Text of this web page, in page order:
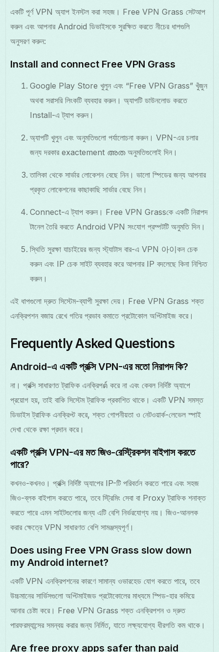
একটি পূর্ণ VPN অ্যাপ ইনস্টল করা সহজ। Free VPN Grass সেটআপ
করুন এবং আপনার Android ডিভাইসকে সুরক্ষিত করতে নীচের ধাপগুলি
অনুসরণ করুন:
Install and connect Free VPN Grass
Google Play Store খুলুন এবং “Free VPN Grass” খুঁজুন
অথবা সরাসরি লিংকটি ব্যবহার করুন। অ্যাপটি ডাউনলোড করতে
Install-এ ট্যাপ করুন।
অ্যাপটি খুলুন এবং অনুমতিগুলো পর্যালোচনা করুন। VPN-এর চলার
জন্য দরকার exactement അത অনুমতিগুলোই দিন।
তালিকা থেকে সার্ভার লোকেশন বেছে নিন। ভালো স্পিডের জন্য আপনার
প্রকৃত লোকেশনের কাছাকাছি সার্ভার বেছে নিন।
Connect-এ ট্যাপ করুন। Free VPN Grassকে একটি নিরাপদ
টানেল তৈরি করতে Android VPN সংযোগ প্রম্পটটি অনুমতি দিন।
স্থিতি সুরক্ষা যাচাইয়ের জন্য স্ট্যাটাস বার-এ VPN 아이কন চেক
করুন এবং IP চেক সাইট ব্যবহার করে আপনার IP বদলেছে কিনা নিশ্চিত
করুন।
এই ধাপগুলো দ্রুত সিস্টেম-ব্যাপী সুরক্ষা দেয়। Free VPN Grass শক্ত
এনক্রিপশন বজায় রেখে গতির প্রভাব কমাতে প্রটোকোল অপ্টিমাইজ করে।
Frequently Asked Questions
Android-এ একটি প্রক্সি VPN-এর মতো নিরাপদ কি?
না। প্রক্সি সাধারণত ট্রাফিক এনক্রিপต์ করে না এবং কেবল নির্দিষ্ট অ্যাপে
প্রয়োগ হয়, তাই বাকি সিস্টেম ট্রাফিক প্রকাশিত থাকে। একটি VPN সমস্ত
ডিভাইস ট্রাফিক এনক্রিপ্ট করে, শক্ত গোপনীয়তা ও নেটওয়ার্ক-লেভেল স্পাই
দেখা থেকে রক্ষা প্রদান করে।
একটি প্রক্সি VPN-এর মত জিও-রেস্ট্রিকশন বাইপাস করতে
পারে?
কখনও-কখনও। প্রক্সি নির্দিষ্ট অ্যাপের IP-টি পরিবর্তন করতে পারে এবং সহজ
জিও-ব্লক বাইপাস করতে পারে, তবে স্ট্রিমিং সেবা বা Proxy ট্রাফিক শনাক্ত
করতে পারে এমন সাইটগুলোর জন্য এটি বেশি নির্ভরযোগ্য নয়। জিও-আনলক
করার ক্ষেত্রে VPN সাধারণত বেশি সামঞ্জস্যপূর্ণ।
Does using Free VPN Grass slow down
my Android internet?
একটি VPN এনক্রিপশনের কারণে সামান্য ওভারহেড যোগ করতে পারে, তবে
উচ্চমানের সার্ভিসগুলো অপ্টিমাইজড প্রটোকোলের মাধ্যমে স্পিড-হার কমিয়ে
আনার চেষ্টা করে। Free VPN Grass শক্ত এনক্রিপশন ও দ্রুত
পারফরম্যান্সের সমন্বয় করার জন্য নির্মিত, যাতে লক্ষ্যযোগ্য ধীরগতি কম থাকে।
Are free proxy apps safer than paid